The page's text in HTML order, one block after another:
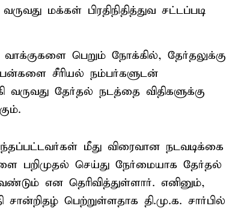
மக்கள் பிரதிநிதித்துவ சட்டப்படி
வாக்குகளை பெறும் நோக்கில், தேர்தலுக்கு
சீரியல் நம்பர்களுடன்
தேர்தல் நடத்தை விதிகளுக்கு
மீது விரைவான நடவடிக்கை
பறிமுதல் செய்து நேர்மையாக தேர்தல்
என தெரிவித்துள்ளார். எனினும்,
பெற்றுள்ளதாக தி.மு.க. சார்பில்